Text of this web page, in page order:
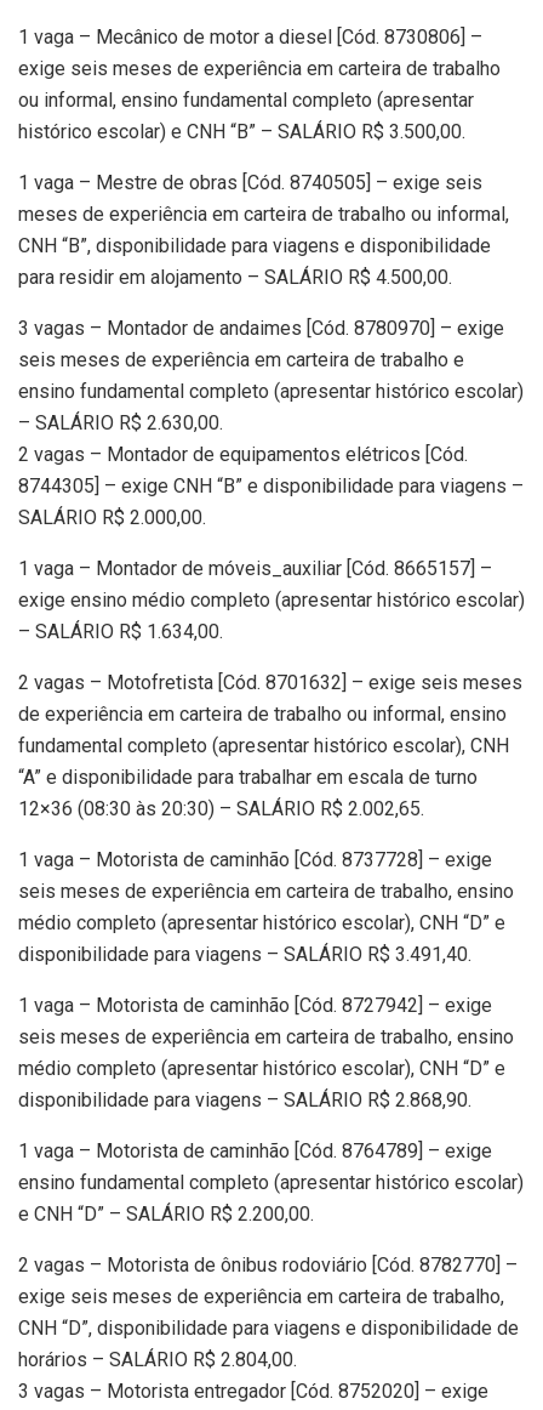
1 vaga – Mecânico de motor a diesel [Cód. 8730806] –
exige seis meses de experiência em carteira de trabalho
ou informal, ensino fundamental completo (apresentar
histórico escolar) e CNH “B” – SALÁRIO R$ 3.500,00.
1 vaga – Mestre de obras [Cód. 8740505] – exige seis
meses de experiência em carteira de trabalho ou informal,
CNH “B”, disponibilidade para viagens e disponibilidade
para residir em alojamento – SALÁRIO R$ 4.500,00.
3 vagas – Montador de andaimes [Cód. 8780970] – exige
seis meses de experiência em carteira de trabalho e
ensino fundamental completo (apresentar histórico escolar)
– SALÁRIO R$ 2.630,00.
2 vagas – Montador de equipamentos elétricos [Cód.
8744305] – exige CNH “B” e disponibilidade para viagens –
SALÁRIO R$ 2.000,00.
1 vaga – Montador de móveis_auxiliar [Cód. 8665157] –
exige ensino médio completo (apresentar histórico escolar)
– SALÁRIO R$ 1.634,00.
2 vagas – Motofretista [Cód. 8701632] – exige seis meses
de experiência em carteira de trabalho ou informal, ensino
fundamental completo (apresentar histórico escolar), CNH
“A” e disponibilidade para trabalhar em escala de turno
12×36 (08:30 às 20:30) – SALÁRIO R$ 2.002,65.
1 vaga – Motorista de caminhão [Cód. 8737728] – exige
seis meses de experiência em carteira de trabalho, ensino
médio completo (apresentar histórico escolar), CNH “D” e
disponibilidade para viagens – SALÁRIO R$ 3.491,40.
1 vaga – Motorista de caminhão [Cód. 8727942] – exige
seis meses de experiência em carteira de trabalho, ensino
médio completo (apresentar histórico escolar), CNH “D” e
disponibilidade para viagens – SALÁRIO R$ 2.868,90.
1 vaga – Motorista de caminhão [Cód. 8764789] – exige
ensino fundamental completo (apresentar histórico escolar)
e CNH “D” – SALÁRIO R$ 2.200,00.
2 vagas – Motorista de ônibus rodoviário [Cód. 8782770] –
exige seis meses de experiência em carteira de trabalho,
CNH “D”, disponibilidade para viagens e disponibilidade de
horários – SALÁRIO R$ 2.804,00.
3 vagas – Motorista entregador [Cód. 8752020] – exige